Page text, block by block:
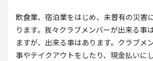
飲食業、宿泊業をはじめ、未曽有の災害
ります。我々クラブメンバーが出来る事
ますが、出来る事はあります。クラブメ
事やテイクアウトをしたり、現金払いに